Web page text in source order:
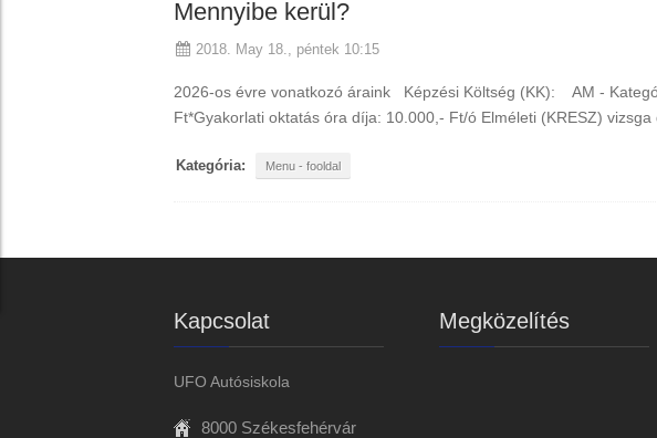
Mennyibe kerül?
2018. May 18., péntek 10:15
2026-os évre vonatkozó áraink Képzési Költség (KK): AM -
Ft*Gyakorlati oktatás óra díja: 10.000,- Ft/ó Elméleti (KRESZ)
Kategória: Menu - fooldal
Kapcsolat
UFO Autósiskola
8000 Székesfehérvár
Megközelítés